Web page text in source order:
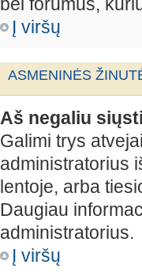
bei forumus,
Į viršų
ASMENINĖS
Aš negaliu
Galimi trys
administratorius
lentoje, arba
Daugiau
administratorius.
Į viršų